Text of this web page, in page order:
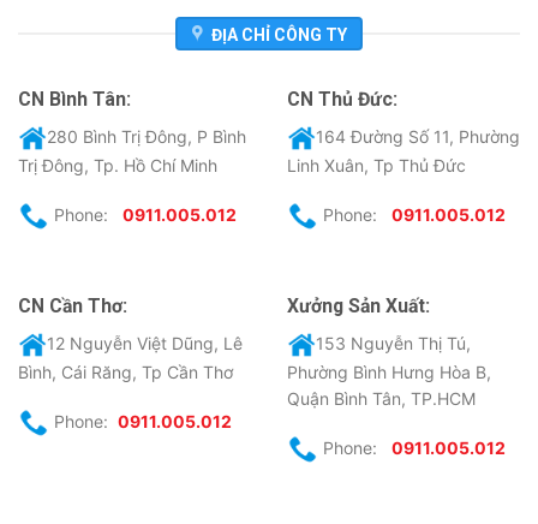
ĐỊA CHỈ CÔNG TY
CN Bình Tân:
280 Bình Trị Đông, P Bình
Trị Đông, Tp. Hồ Chí Minh
Phone: 0911.005.012
CN Thủ Đức:
164 Đường Số 11, Phường
Linh Xuân, Tp Thủ Đức
Phone: 0911.005.012
CN Cần Thơ:
12 Nguyễn Việt Dũng, Lê
Bình, Cái Răng, Tp Cần Thơ
Phone: 0911.005.012
Xưởng Sản Xuất:
153 Nguyễn Thị Tú,
Phường Bình Hưng Hòa B,
Quận Bình Tân, TP.HCM
Phone: 0911.005.012